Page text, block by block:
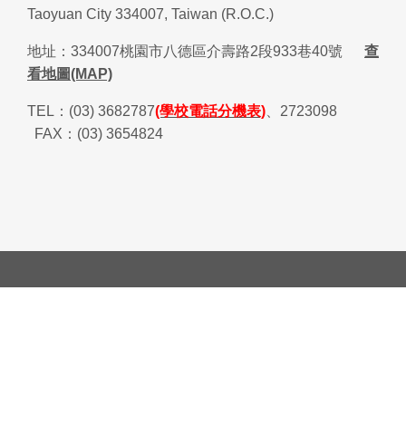
Taoyuan City 334007, Taiwan (R.O.C.)
地址： 334007桃園市八德區介壽路2段933巷40號
查
看地圖(MAP)
TEL ： (03) 3682787(學校電話分機表)
2723098
FAX ： (03) 3654824